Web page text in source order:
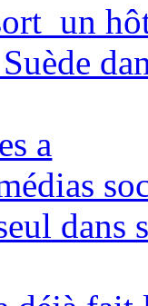
un
a
dans